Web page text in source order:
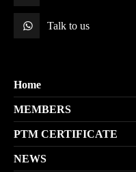
Talk to us
Home
MEMBERS
PTM CERTIFICATE
NEWS